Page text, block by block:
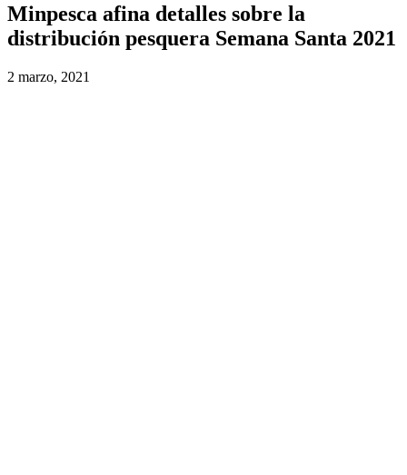
Minpesca afina detalles sobre la
distribución pesquera Semana Santa 2021
2 marzo, 2021